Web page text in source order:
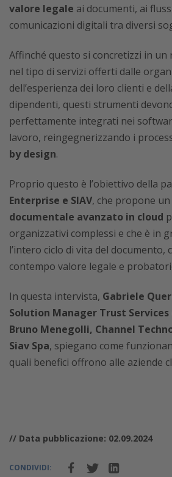
valore legale ai documenti, ai
comunicazioni digitali tra diversi
Affinché questo si concretizzi in un
nel tipo di servizi offerti dalle
dell’esperienza dei loro clienti e
dipendenti, questi strumenti
perfettamente integrati nei
lavoro, reingegnerizzando i
by design.
Proprio questo è l’obiettivo della
Enterprise e SIAV, che propone un
documentale avanzato in cloud
organizzativi complessi e che è in
l’intero ciclo di vita del documento,
contempo valore legale e
In questa intervista, Gabriele
Solution Manager Trust Services
Bruno Menegolli, Channel
Siav Spa, spiegano come
quali benefici offrono alle aziende
// Data pubblicazione: 02.09.2024
CONDIVIDI: